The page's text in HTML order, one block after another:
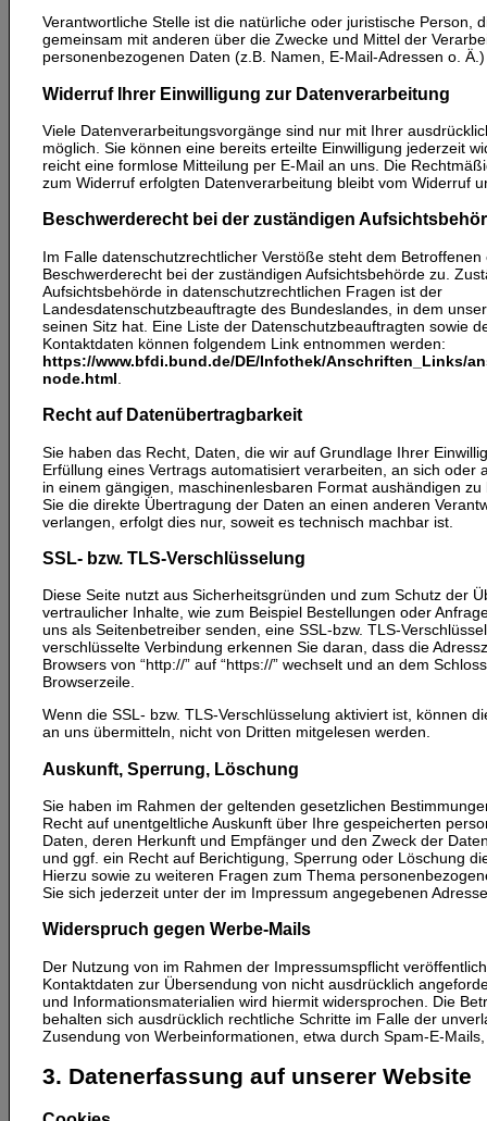
Verantwortliche Stelle ist die natürliche oder juristische Person,
gemeinsam mit anderen über die Zwecke und Mittel der
personenbezogenen Daten (z.B. Namen, E-Mail-Adressen o.
Widerruf Ihrer Einwilligung zur Datenverarbeitung
Viele Datenverarbeitungsvorgänge sind nur mit Ihrer
möglich. Sie können eine bereits erteilte Einwilligung jederzeit
reicht eine formlose Mitteilung per E-Mail an uns. Die
zum Widerruf erfolgten Datenverarbeitung bleibt vom Widerruf
Beschwerderecht bei der zuständigen
Im Falle datenschutzrechtlicher Verstöße steht dem Betroffenen
Beschwerderecht bei der zuständigen Aufsichtsbehörde zu.
Aufsichtsbehörde in datenschutzrechtlichen Fragen ist der
Landesdatenschutzbeauftragte des Bundeslandes, in dem
seinen Sitz hat. Eine Liste der Datenschutzbeauftragten sowie
Kontaktdaten können folgendem Link entnommen werden:
https://www.bfdi.bund.de/DE/Infothek/Anschriften_Links/
node.html
Recht auf Datenübertragbarkeit
Sie haben das Recht, Daten, die wir auf Grundlage Ihrer
Erfüllung eines Vertrags automatisiert verarbeiten, an sich oder
in einem gängigen, maschinenlesbaren Format aushändigen zu
Sie die direkte Übertragung der Daten an einen anderen
verlangen, erfolgt dies nur, soweit es technisch machbar ist.
SSL- bzw. TLS-Verschlüsselung
Diese Seite nutzt aus Sicherheitsgründen und zum Schutz der
vertraulicher Inhalte, wie zum Beispiel Bestellungen oder
uns als Seitenbetreiber senden, eine SSL-bzw. TLS-
verschlüsselte Verbindung erkennen Sie daran, dass die
Browsers von “http://” auf “https://” wechselt und an dem
Browserzeile.
Wenn die SSL- bzw. TLS-Verschlüsselung aktiviert ist, können
an uns übermitteln, nicht von Dritten mitgelesen werden.
Auskunft, Sperrung, Löschung
Sie haben im Rahmen der geltenden gesetzlichen
Recht auf unentgeltliche Auskunft über Ihre gespeicherten
Daten, deren Herkunft und Empfänger und den Zweck der
und ggf. ein Recht auf Berichtigung, Sperrung oder Löschung
Hierzu sowie zu weiteren Fragen zum Thema
Sie sich jederzeit unter der im Impressum angegebenen
Widerspruch gegen Werbe-Mails
Der Nutzung von im Rahmen der Impressumspflicht
Kontaktdaten zur Übersendung von nicht ausdrücklich
und Informationsmaterialien wird hiermit widersprochen. Die
behalten sich ausdrücklich rechtliche Schritte im Falle der
Zusendung von Werbeinformationen, etwa durch Spam-E-
3. Datenerfassung auf unserer Website